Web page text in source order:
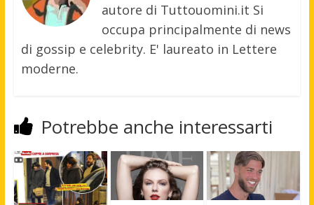
autore di Tuttouomini.it Si
occupa principalmente di news
di gossip e celebrity. E' laureato in Lettere
moderne.
Potrebbe anche interessarti